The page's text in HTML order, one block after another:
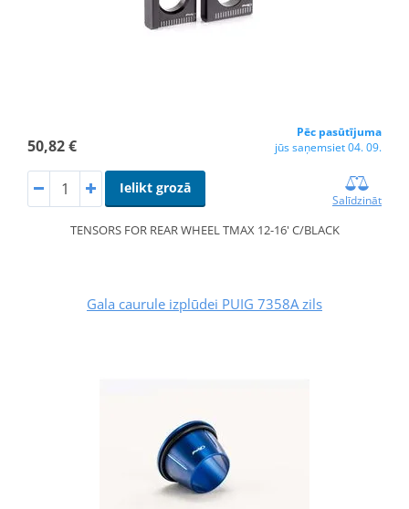
50,82 €
Pēc pasūtījuma
jūs saņemsiet 04. 09.
Ielikt grozā
Salīdzināt
TENSORS FOR REAR WHEEL TMAX 12-16' C/BLACK
Gala caurule izplūdei PUIG 7358A zils